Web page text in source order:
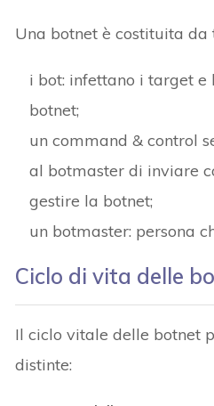
Una botnet è costituita
i bot: infettano i target
botnet;
un command & control
al botmaster di inviare
gestire la botnet;
un botmaster: persona
Ciclo di vita delle
Il ciclo vitale delle botnet
distinte: